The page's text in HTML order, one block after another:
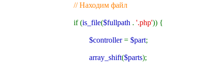
// Находим файл
if (is_file($fullpath . '.php')) {
$controller= $part;
array_shift($parts);